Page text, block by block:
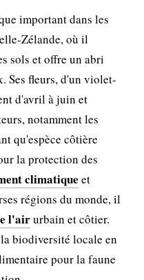
important dans les
Zélande, où il
sols et offre un abri
Ses fleurs, d'un violet-
d'avril à juin et
notamment les
qu'espèce côtière
la protection des
climatique et
régions du monde, il
l'airurbain et côtier.
biodiversité locale en
pour la faune